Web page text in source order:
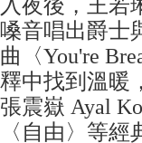
入夜後，王若
嗓音唱出爵士
曲〈You're
釋中找到溫暖
張震嶽 Ayal
〈自由〉等